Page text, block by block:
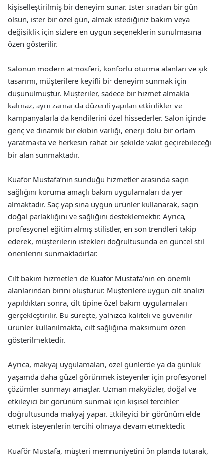
kişiselleştirilmiş bir deneyim sunar. İster sıradan bir gün
olsun, ister bir özel gün, almak istediğiniz bakım veya
değişiklik için sizlere en uygun seçeneklerin sunulmasına
özen gösterilir.
Salonun modern atmosferi, konforlu oturma alanları ve şık
tasarımı, müşterilere keyifli bir deneyim sunmak için
düşünülmüştür. Müşteriler, sadece bir hizmet almakla
kalmaz, aynı zamanda düzenli yapılan etkinlikler ve
kampanyalarla da kendilerini özel hissederler. Salon içinde
genç ve dinamik bir ekibin varlığı, enerji dolu bir ortam
yaratmakta ve herkesin rahat bir şekilde vakit geçirebileceği
bir alan sunmaktadır.
Kuaför Mustafa’nın sunduğu hizmetler arasında saçın
sağlığını koruma amaçlı bakım uygulamaları da yer
almaktadır. Saç yapısına uygun ürünler kullanarak, saçın
doğal parlaklığını ve sağlığını desteklemektir. Ayrıca,
profesyonel eğitim almış stilistler, en son trendleri takip
ederek, müşterilerin istekleri doğrultusunda en güncel stil
önerilerini sunmaktadırlar.
Cilt bakım hizmetleri de Kuaför Mustafa’nın en önemli
alanlarından birini oluşturur. Müşterilere uygun cilt analizi
yapıldıktan sonra, cilt tipine özel bakım uygulamaları
gerçekleştirilir. Bu süreçte, yalnızca kaliteli ve güvenilir
ürünler kullanılmakta, cilt sağlığına maksimum özen
gösterilmektedir.
Ayrıca, makyaj uygulamaları, özel günlerde ya da günlük
yaşamda daha güzel görünmek isteyenler için profesyonel
çözümler sunmayı amaçlar. Uzman makyözler, doğal ve
etkileyici bir görünüm sunmak için kişisel tercihler
doğrultusunda makyaj yapar. Etkileyici bir görünüm elde
etmek isteyenlerin tercihi olmaya devam etmektedir.
Kuaför Mustafa, müşteri memnuniyetini ön planda tutarak,